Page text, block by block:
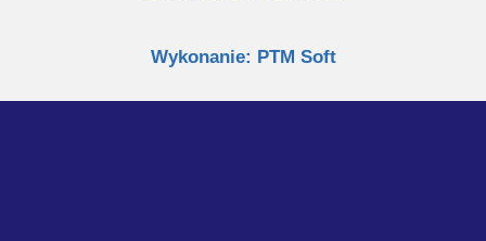
Wykonanie: PTM Soft